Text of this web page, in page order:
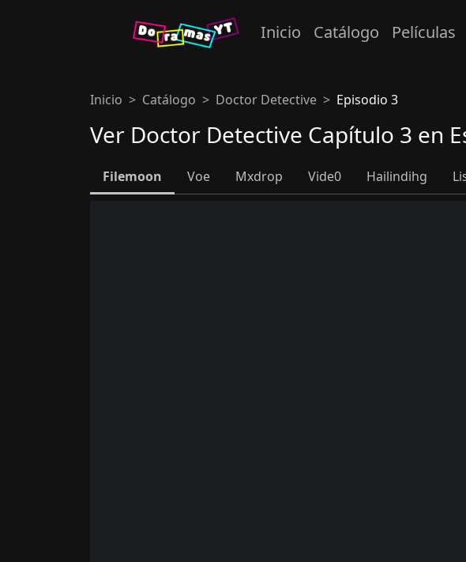
Inicio Catálogo Películas
Inicio Catálogo Doctor Detective Episodio 3
Ver Doctor Detective Capítulo 3 en
Filemoon Voe Mxdrop Vide0 Hailindihg